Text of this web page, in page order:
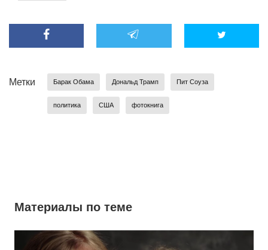
Метки Барак Обама Дональд Трамп Пит Соуза
политика США фотокнига
Материалы по теме